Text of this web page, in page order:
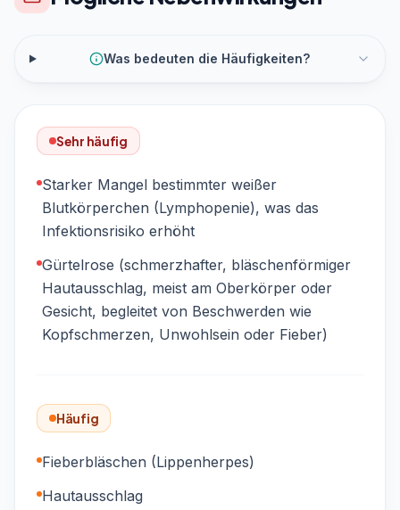
Was bedeuten die Häufigkeiten?
Sehr häufig
Starker Mangel bestimmter weißer
Blutkörperchen (Lymphopenie), was das
Infektionsrisiko erhöht
Gürtelrose (schmerzhafter, bläschenförmiger
Hautausschlag, meist am Oberkörper oder
Gesicht, begleitet von Beschwerden wie
Kopfschmerzen, Unwohlsein oder Fieber)
Häufig
Fieberbläschen (Lippenherpes)
Hautausschlag